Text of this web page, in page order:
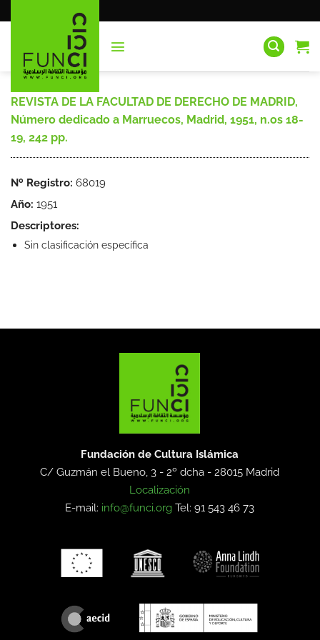
al
REVISTA DE LA FACULTAD DE DERECHO DE MADRID,
Número dedicado a Marruecos, Madrid, 1951, n.os 18-
19, 242 pp.
Nº Registro: 68019
Año: 1951
Descriptores:
Sin clasificación específica
Fundación de Cultura Islámica
C/ Guzmán el Bueno, 3 - 2º dcha -28015 Madrid
Localización
E-mail: info@funci.org Tel: 91 543 46 73